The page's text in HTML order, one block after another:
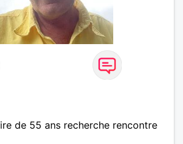
de 55 ans recherche rencontre